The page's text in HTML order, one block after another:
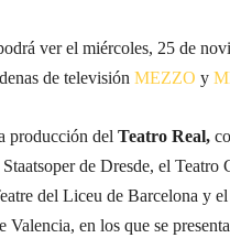
ver el miércoles, 25 de
de televisión MEZZO y
producción del Teatro Real,
de Dresde, el Teatro
del Liceu de Barcelona y el
Valencia, en los que se